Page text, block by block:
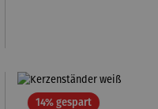
14% gespartRabatt